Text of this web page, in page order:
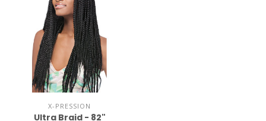
X-PRESSION
Ultra Braid - 82"